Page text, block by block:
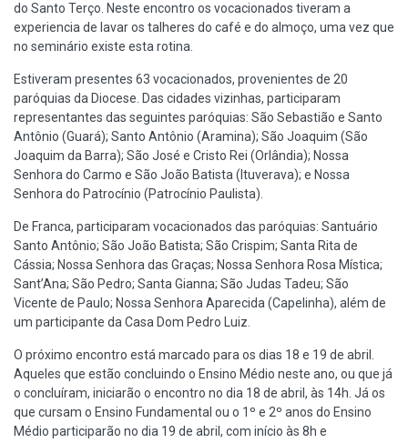
do Santo Terço. Neste encontro os vocacionados tiveram a
experiencia de lavar os talheres do café e do almoço, uma vez que
no seminário existe esta rotina.
Estiveram presentes 63 vocacionados, provenientes de 20
paróquias da Diocese. Das cidades vizinhas, participaram
representantes das seguintes paróquias: São Sebastião e Santo
Antônio (Guará); Santo Antônio (Aramina); São Joaquim (São
Joaquim da Barra); São José e Cristo Rei (Orlândia); Nossa
Senhora do Carmo e São João Batista (Ituverava); e Nossa
Senhora do Patrocínio (Patrocínio Paulista).
De Franca, participaram vocacionados das paróquias: Santuário
Santo Antônio; São João Batista; São Crispim; Santa Rita de
Cássia; Nossa Senhora das Graças; Nossa Senhora Rosa Mística;
Sant’Ana; São Pedro; Santa Gianna; São Judas Tadeu; São
Vicente de Paulo; Nossa Senhora Aparecida (Capelinha), além de
um participante da Casa Dom Pedro Luiz.
O próximo encontro está marcado para os dias 18 e 19 de abril.
Aqueles que estão concluindo o Ensino Médio neste ano, ou que já
o concluíram, iniciarão o encontro no dia 18 de abril, às 14h. Já os
que cursam o Ensino Fundamental ou o 1º e 2º anos do Ensino
Médio participarão no dia 19 de abril, com início às 8h e